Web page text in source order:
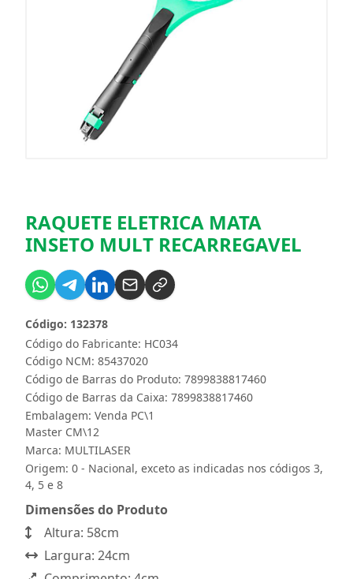
RAQUETE ELETRICA MATA
INSETO MULT RECARREGAVEL
Código do Fabricante: HC034
Código: 132378
Código NCM: 85437020
Código de Barras do Produto: 7899838817460
Código de Barras da Caixa: 7899838817460
Embalagem: Venda PC\1
Master CM\12
Marca: MULTILASER
Origem: 0 - Nacional, exceto as indicadas nos códigos 3,
4, 5 e 8
Dimensões do Produto
Altura: 58cm
Largura: 24cm